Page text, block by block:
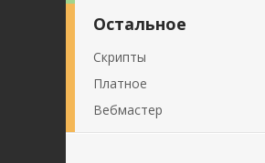
Остальное
Скрипты
Платное
Вебмастер